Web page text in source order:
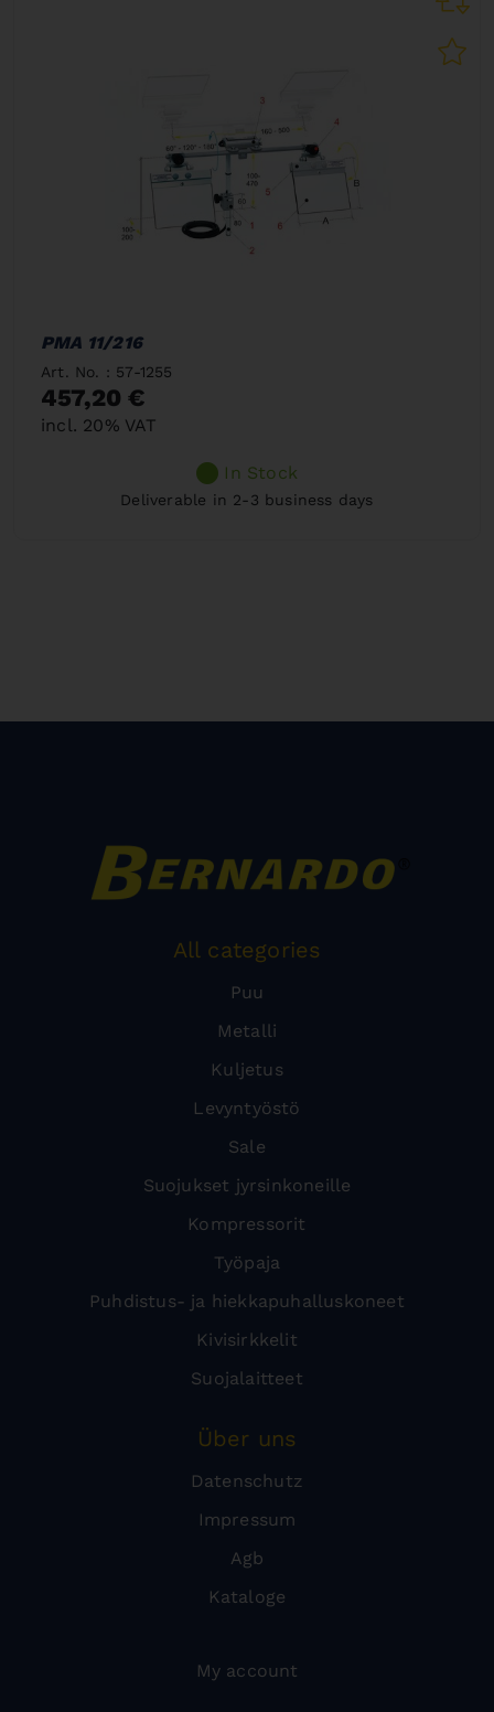
PMA 11/216
Art. No. : 57-1255
457,20 €
incl. 20% VAT
In Stock
Deliverable in 2-3 business days
All categories
Puu
Metalli
Kuljetus
Levyntyöstö
Sale
Suojukset jyrsinkoneille
Kompressorit
Työpaja
Puhdistus- ja hiekkapuhalluskoneet
Kivisirkkelit
Suojalaitteet
Über uns
Datenschutz
Impressum
Agb
Kataloge
My account